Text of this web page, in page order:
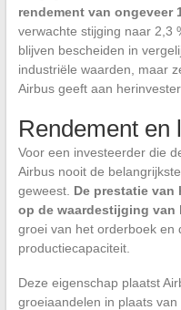
rendement van ongeveer
verwachte stijging naar 2,3
blijven bescheiden in
industriële waarden, maar
Airbus geeft aan
Rendement en
Voor een investeerder die
Airbus nooit de
geweest. De prestatie van
op de waardestijging van
groei van het orderboek en
productiecapaciteit.
Deze eigenschap plaatst
groeiaandelen in plaats